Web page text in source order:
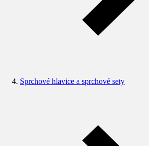
Sprchové hlavice a sprchové sety